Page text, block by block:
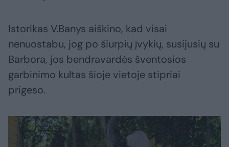
Istorikas V.Banys aiškino, kad visai
nenuostabu, jog po šiurpių įvykių, susijusių su
Barbora, jos bendravardės šventosios
garbinimo kultas šioje vietoje stipriai
prigeso.